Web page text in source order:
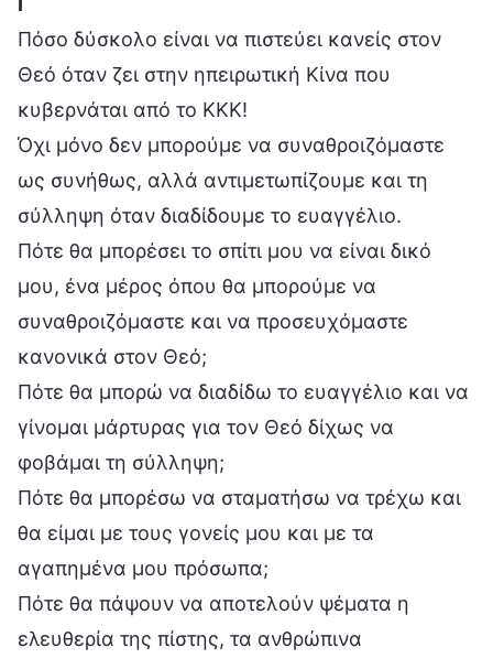
Πόσο δύσκολο είναι να πιστεύει κανείς στον
Θεό όταν ζει στην ηπειρωτική Κίνα που
κυβερνάται από το ΚΚΚ!
Όχι μόνο δεν μπορούμε να συναθροιζόμαστε
ως συνήθως, αλλά αντιμετωπίζουμε και τη
σύλληψη όταν διαδίδουμε το ευαγγέλιο.
Πότε θα μπορέσει το σπίτι μου να είναι δικό
μου, ένα μέρος όπου θα μπορούμε να
συναθροιζόμαστε και να προσευχόμαστε
κανονικά στον Θεό;
Πότε θα μπορώ να διαδίδω το ευαγγέλιο και να
γίνομαι μάρτυρας για τον Θεό δίχως να
φοβάμαι τη σύλληψη;
Πότε θα μπορέσω να σταματήσω να τρέχω και
θα είμαι με τους γονείς μου και με τα
αγαπημένα μου πρόσωπα;
Πότε θα πάψουν να αποτελούν ψέματα η
ελευθερία της πίστης, τα ανθρώπινα